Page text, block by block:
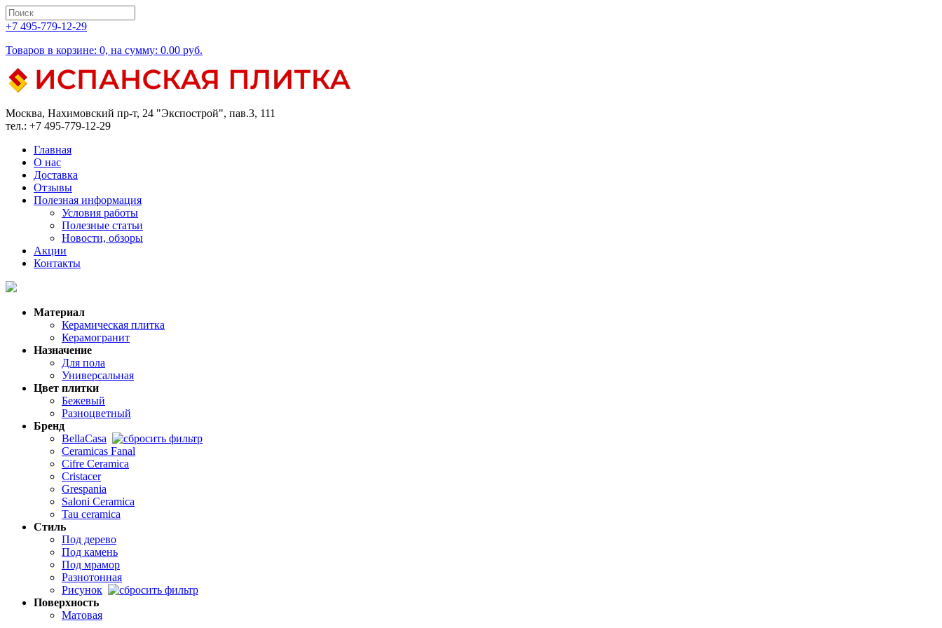
+7 495-779-12-29
Товаров в корзине: 0, на сумму: 0.00 руб.
Москва, Нахимовский пр-т, 24 "Экспострой", пав.3, 111
тел.: +7 495-779-12-29
Главная
О нас
Доставка
Отзывы
Полезная информация
Условия работы
Полезные статьи
Новости, обзоры
Акции
Контакты
Материал
Керамическая плитка
Керамогранит
Назначение
Для пола
Универсальная
Цвет плитки
Бежевый
Разноцветный
Бренд
BellaCasa
Ceramicas Fanal
Cifre Ceramica
Cristacer
Grespania
Saloni Ceramica
Tau ceramica
Стиль
Под дерево
Под камень
Под мрамор
Разнотонная
Рисунок
Поверхность
Матовая